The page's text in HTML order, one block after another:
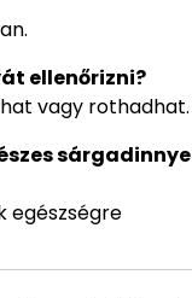
ellenőrizni?
vagy rothadhat.
sárgadinnye
egészségre